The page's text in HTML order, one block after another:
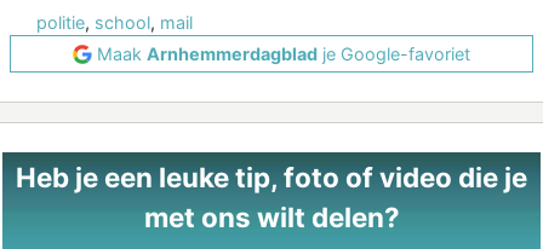
politie, school, mail
Maak Arnhemmerdagblad je Google-favoriet
Heb je een leuke tip, foto of video die je
met ons wilt delen?